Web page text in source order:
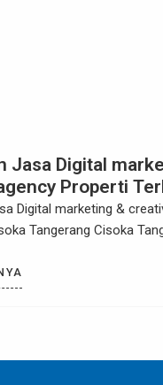
Jasa Digital
Properti
Digital marketing &
Tangerang Cisoka